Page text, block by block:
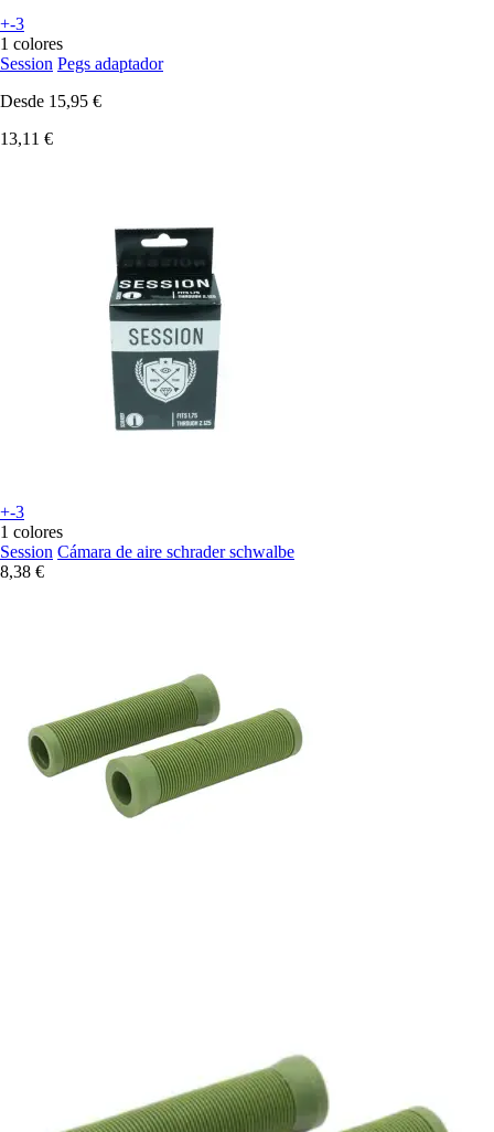
+-3
1 colores
Session Pegs adaptador
Desde 15,95 €
13,11 €
+-3
1 colores
Session Cámara de aire schrader schwalbe
8,38 €